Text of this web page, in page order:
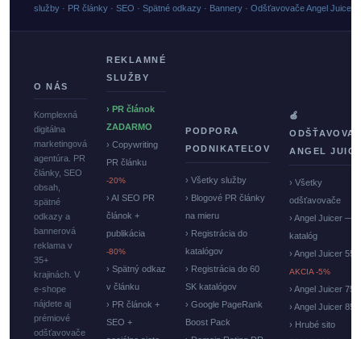
služby · PR články · SEO · Spätné odkazy · Bannery · Odšťavovače Angel Juicer
O NÁS
Komplexná
digitálna
marketingová
agentúra. PR
články, SEO
obsah,
spätné
odkazy a
bannerová
reklama v
35+
krajinách. V
e-shope
nájdete aj
prémiové
odšťavovače
REKLAMNÉ
SLUŽBY
› PR článok
ZADARMO
› Copywriting
PR článku
-20%
› AI SEO PR
článok +
publikácia
-80%
› Spätný odkaz
v článku
› PR článok +
SEO +
PODPORA
PODNIKATEĽOV
› Všetky služby
› Blogové PR články
na mieru
› Registrácia do
katalógov
› Registrácia do 60
SK katalógov
› Google PageRank
Boost Pack
🍏
ANGEL
› Všetky
odšťavovače
› Angel Juicer —
katalóg
› Angel Juicer
AKCIA -5%
› Angel Juicer
› Angel Juicer
› Hrubé sito